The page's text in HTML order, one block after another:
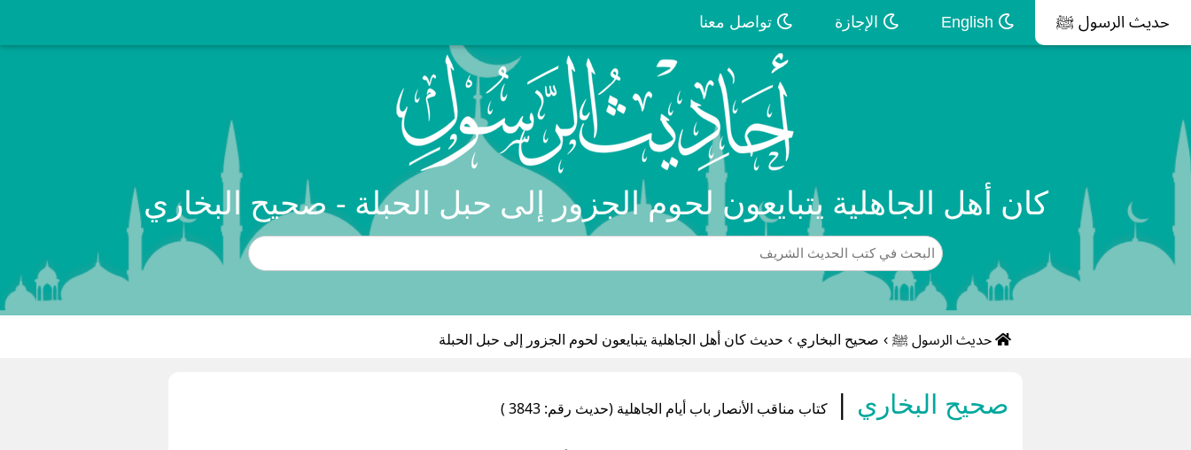
حديث الرسول ﷺ الإجازة تواصل معنا
كان أهل الجاهلية يتبايعون لحوم الجزور إلى حبل الحبلة - صحيح البخاري
حديث الرسول ﷺ › صحيح البخاري › حديث كان أهل الجاهلية يتبايعون لحوم الجزور إلى حبل الحبلة
صحيح البخاري | كتاب مناقب الأنصار باب أيام الجاهلية (حديث رقم: 3843 )